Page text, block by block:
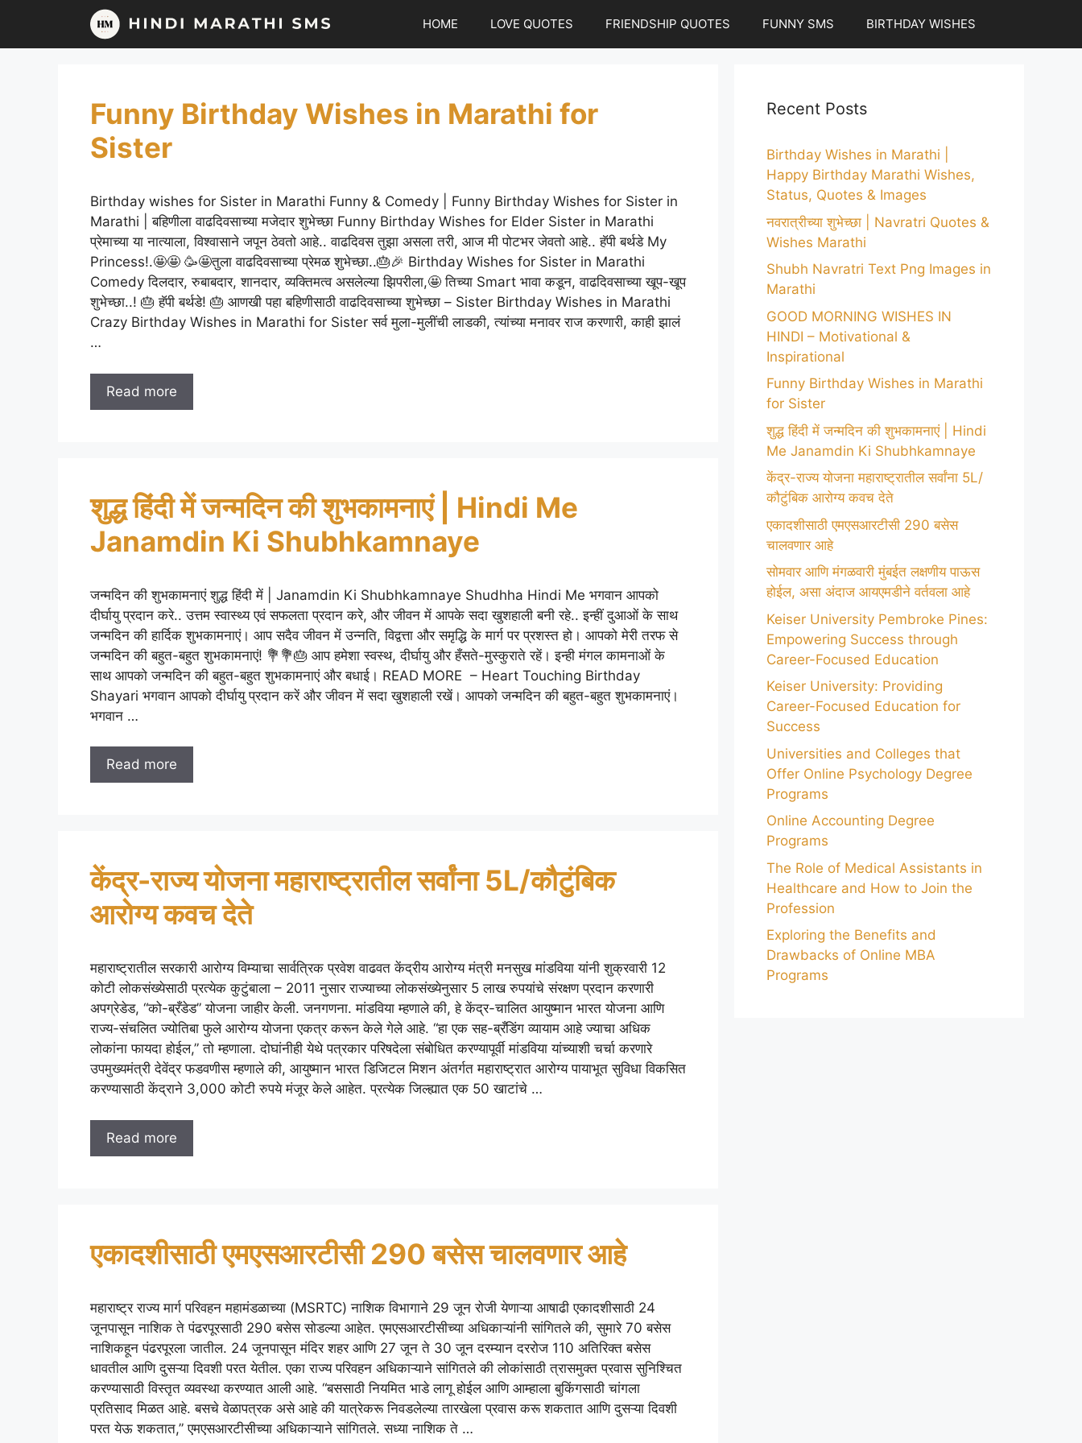
content
HOME LOVE QUOTES FRIENDSHIP QUOTES FUNNY SMS BIRTHDAY WISHES
Funny Birthday Wishes in Marathi for
Sister
Birthday wishes for Sister in Marathi Funny & Comedy | Funny Birthday Wishes for Sister in
Marathi | बहिणीला वाढदिवसाच्या मजेदार शुभेच्छा Funny Birthday Wishes for Elder Sister in Marathi
प्रेमाच्या या नात्याला, विश्वासाने जपून ठेवतो आहे.. वाढदिवस तुझा असला तरी, आज मी पोटभर जेवतो आहे.. हॅपी बर्थडे My
Princess!.🤩🤩 🥳🤩तुला वाढदिवसाच्या प्रेमळ शुभेच्छा..🎂🎉 Birthday Wishes for Sister in Marathi
Comedy दिलदार, रुबाबदार, शानदार, व्यक्तिमत्व असलेल्या झिपरीला,🤩 तिच्या Smart भावा कडून, वाढदिवसाच्या खूप-खूप
शुभेच्छा..! 🎂 हॅपी बर्थडे! 🎂 आणखी पहा बहिणीसाठी वाढदिवसाच्या शुभेच्छा – Sister Birthday Wishes in Marathi
Crazy Birthday Wishes in Marathi for Sister सर्व मुला-मुलींची लाडकी, त्यांच्या मनावर राज करणारी, काही झालं
…
Read more
शुद्ध हिंदी में जन्मदिन की शुभकामनाएं | Hindi Me
Janamdin Ki Shubhkamnaye
जन्मदिन की शुभकामनाएं शुद्ध हिंदी में | Janamdin Ki Shubhkamnaye Shudhha Hindi Me भगवान आपको
दीर्घायु प्रदान करे.. उत्तम स्वास्थ्य एवं सफलता प्रदान करे, और जीवन में आपके सदा खुशहाली बनी रहे.. इन्हीं दुआओं के साथ
जन्मदिन की हार्दिक शुभकामनाएं। आप सदैव जीवन में उन्नति, विद्वत्ता और समृद्धि के मार्ग पर प्रशस्त हो। आपको मेरी तरफ से
जन्मदिन की बहुत-बहुत शुभकामनाएं! 💐💐🎂 आप हमेशा स्वस्थ, दीर्घायु और हँसते-मुस्कुराते रहें। इन्ही मंगल कामनाओं के
साथ आपको जन्मदिन की बहुत-बहुत शुभकामनाएं और बधाई। READ MORE – Heart Touching Birthday
Shayari भगवान आपको दीर्घायु प्रदान करें और जीवन में सदा खुशहाली रखें। आपको जन्मदिन की बहुत-बहुत शुभकामनाएं।
भगवान …
Read more
केंद्र-राज्य योजना महाराष्ट्रातील सर्वांना 5L/कौटुंबिक
आरोग्य कवच देते
महाराष्ट्रातील सरकारी आरोग्य विम्याचा सार्वत्रिक प्रवेश वाढवत केंद्रीय आरोग्य मंत्री मनसुख मांडविया यांनी शुक्रवारी 12
कोटी लोकसंख्येसाठी प्रत्येक कुटुंबाला – 2011 नुसार राज्याच्या लोकसंख्येनुसार 5 लाख रुपयांचे संरक्षण प्रदान करणारी
अपग्रेडेड, “को-ब्रँडेड” योजना जाहीर केली. जनगणना. मांडविया म्हणाले की, हे केंद्र-चालित आयुष्मान भारत योजना आणि
राज्य-संचलित ज्योतिबा फुले आरोग्य योजना एकत्र करून केले गेले आहे. “हा एक सह-ब्रँडिंग व्यायाम आहे ज्याचा अधिक
लोकांना फायदा होईल,” तो म्हणाला. दोघांनीही येथे पत्रकार परिषदेला संबोधित करण्यापूर्वी मांडविया यांच्याशी चर्चा करणारे
उपमुख्यमंत्री देवेंद्र फडवणीस म्हणाले की, आयुष्मान भारत डिजिटल मिशन अंतर्गत महाराष्ट्रात आरोग्य पायाभूत सुविधा विकसित
करण्यासाठी केंद्राने 3,000 कोटी रुपये मंजूर केले आहेत. प्रत्येक जिल्ह्यात एक 50 खाटांचे …
Read more
एकादशीसाठी एमएसआरटीसी 290 बसेस चालवणार आहे
महाराष्ट्र राज्य मार्ग परिवहन महामंडळाच्या (MSRTC) नाशिक विभागाने 29 जून रोजी येणाऱ्या आषाढी एकादशीसाठी 24
जूनपासून नाशिक ते पंढरपूरसाठी 290 बसेस सोडल्या आहेत. एमएसआरटीसीच्या अधिकाऱ्यांनी सांगितले की, सुमारे 70 बसेस
नाशिकहून पंढरपूरला जातील. 24 जूनपासून मंदिर शहर आणि 27 जून ते 30 जून दरम्यान दररोज 110 अतिरिक्त बसेस
धावतील आणि दुसऱ्या दिवशी परत येतील. एका राज्य परिवहन अधिकाऱ्याने सांगितले की लोकांसाठी त्रासमुक्त प्रवास सुनिश्चित
करण्यासाठी विस्तृत व्यवस्था करण्यात आली आहे. “बससाठी नियमित भाडे लागू होईल आणि आम्हाला बुकिंगसाठी चांगला
प्रतिसाद मिळत आहे. बसचे वेळापत्रक असे आहे की यात्रेकरू निवडलेल्या तारखेला प्रवास करू शकतात आणि दुसऱ्या दिवशी
परत येऊ शकतात,” एमएसआरटीसीच्या अधिकाऱ्याने सांगितले. सध्या नाशिक ते …
Recent Posts
Birthday Wishes in Marathi |
Happy Birthday Marathi Wishes,
Status, Quotes & Images
नवरात्रीच्या शुभेच्छा | Navratri Quotes &
Wishes Marathi
Shubh Navratri Text Png Images in
Marathi
GOOD MORNING WISHES IN
HINDI – Motivational &
Inspirational
Funny Birthday Wishes in Marathi
for Sister
शुद्ध हिंदी में जन्मदिन की शुभकामनाएं | Hindi
Me Janamdin Ki Shubhkamnaye
केंद्र-राज्य योजना महाराष्ट्रातील सर्वांना 5L/
कौटुंबिक आरोग्य कवच देते
एकादशीसाठी एमएसआरटीसी 290 बसेस
चालवणार आहे
सोमवार आणि मंगळवारी मुंबईत लक्षणीय पाऊस
होईल, असा अंदाज आयएमडीने वर्तवला आहे
Keiser University Pembroke Pines:
Empowering Success through
Career-Focused Education
Keiser University: Providing
Career-Focused Education for
Success
Universities and Colleges that
Offer Online Psychology Degree
Programs
Online Accounting Degree
Programs
The Role of Medical Assistants in
Healthcare and How to Join the
Profession
Exploring the Benefits and
Drawbacks of Online MBA
Programs